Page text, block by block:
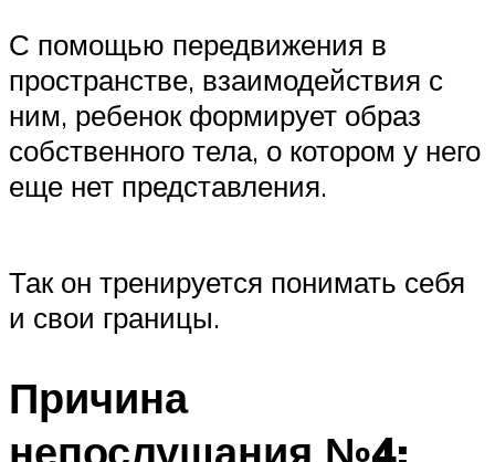
С помощью передвижения в
пространстве, взаимодействия с
ним, ребенок формирует образ
собственного тела, о котором у него
еще нет представления.
Так он тренируется понимать себя
и свои границы.
Причина